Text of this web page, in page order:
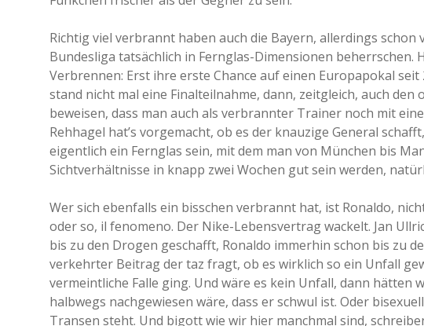
Richtig viel verbrannt haben auch die Bayern, allerdings schon
Bundesliga tatsächlich in Fernglas-Dimensionen beherrschen.
Verbrennen: Erst ihre erste Chance auf einen Europapokal seit
stand nicht mal eine Finalteilnahme, dann, zeitgleich, auch
beweisen, dass man auch als verbrannter Trainer noch mit
Rehhagel hat’s vorgemacht, ob es der knauzige General
eigentlich ein Fernglas sein, mit dem man von München bis
Sichtverhältnisse in knapp zwei Wochen gut sein werden,
Wer sich ebenfalls ein bisschen verbrannt hat, ist Ronaldo,
oder so, il fenomeno. Der Nike-Lebensvertrag wackelt. Jan
bis zu den Drogen geschafft, Ronaldo immerhin schon bis zu
verkehrter Beitrag der taz fragt, ob es wirklich so ein Unfall
vermeintliche Falle ging. Und wäre es kein Unfall, dann hätten
halbwegs nachgewiesen wäre, dass er schwul ist. Oder
Transen steht. Und bigott wie wir hier manchmal sind,